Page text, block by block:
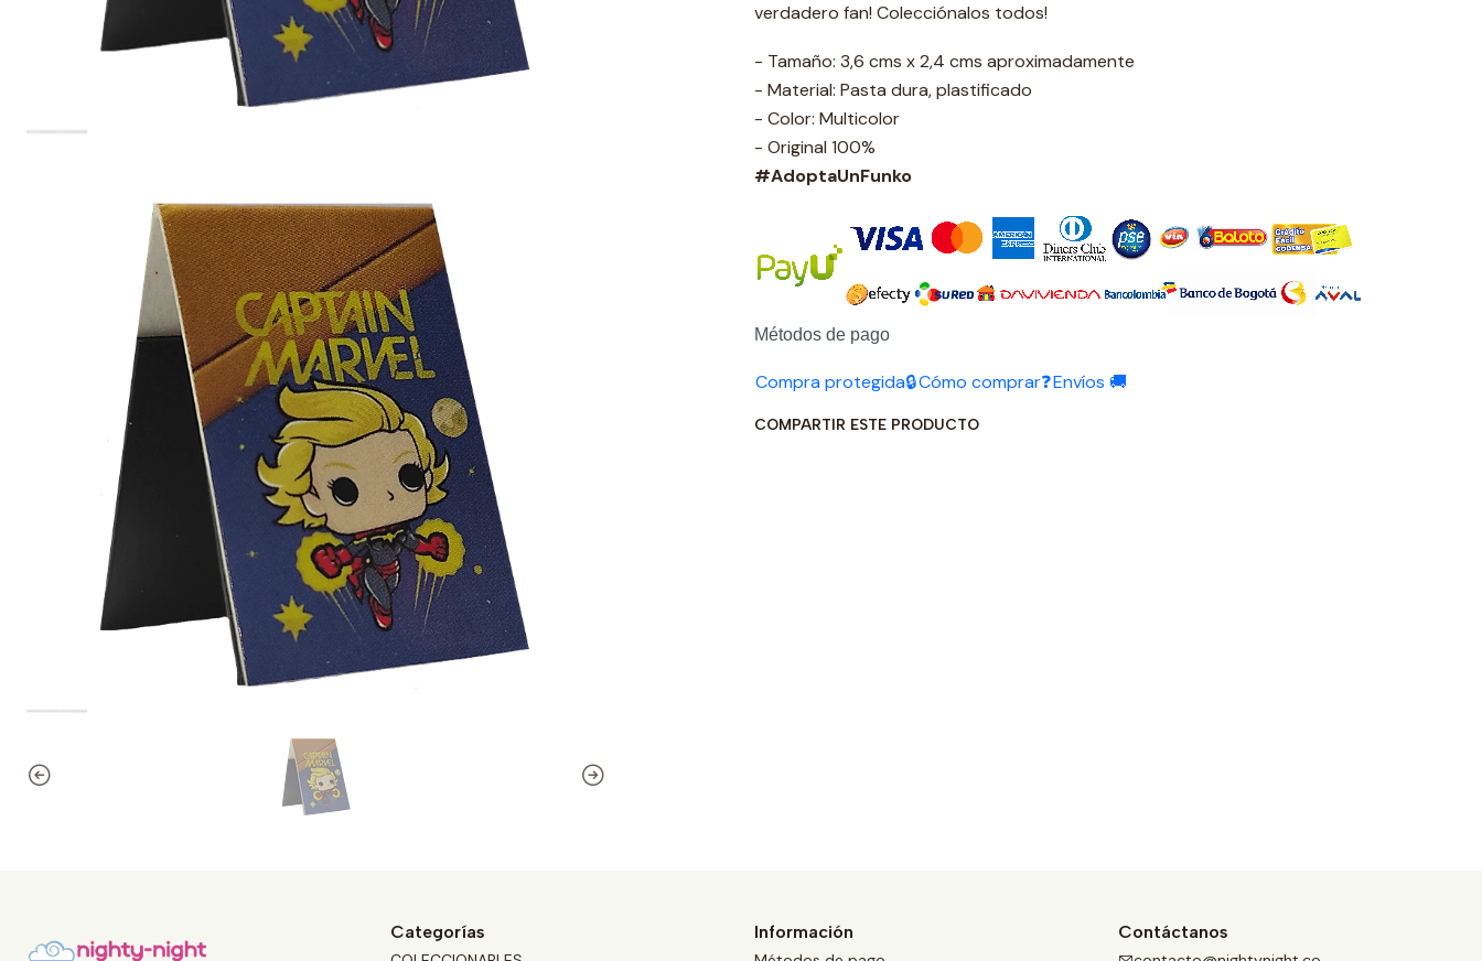
verdadero fan! Colecciónalos todos!
- Tamaño: 3,6 cms x 2,4 cms aproximadamente
- Material: Pasta dura, plastificado
- Color: Multicolor
- Original 100%
#AdoptaUnFunko
Métodos de pago
Compra protegida🔒Cómo comprar❓Envíos 🚚
COMPARTIR ESTE PRODUCTO
Categorías Información Contáctanos